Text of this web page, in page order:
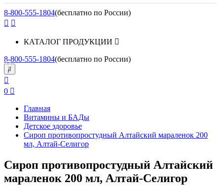
8-800-555-1804(бесплатно по России)
КАТАЛОГ ПРОДУКЦИИ
8-800-555-1804(бесплатно по России)
0
Главная
Витамины и БАДы
Детское здоровье
Сироп противопростудный Алтайский мараленок 200
мл, Алтай-Селигор
Сироп противопростудный Алтайский
мараленок 200 мл, Алтай-Селигор